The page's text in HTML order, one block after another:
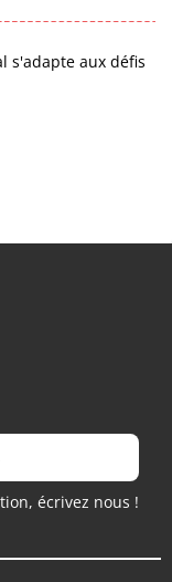
s'adapte aux défis
écrivez nous !